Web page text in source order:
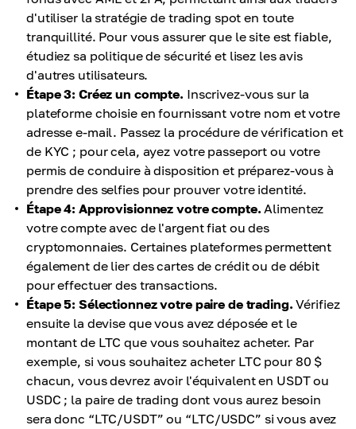
d'utiliser la stratégie de trading spot en toute
tranquillité. Pour vous assurer que le site est fiable,
étudiez sa politique de sécurité et lisez les avis
d'autres utilisateurs.
Étape 3: Créez un compte. Inscrivez-vous sur la
plateforme choisie en fournissant votre nom et votre
adresse e-mail. Passez la procédure de vérification et
de KYC ; pour cela, ayez votre passeport ou votre
permis de conduire à disposition et préparez-vous à
prendre des selfies pour prouver votre identité.
Étape 4: Approvisionnez votre compte. Alimentez
votre compte avec de l'argent fiat ou des
cryptomonnaies. Certaines plateformes permettent
également de lier des cartes de crédit ou de débit
pour effectuer des transactions.
Étape 5: Sélectionnez votre paire de trading. Vérifiez
ensuite la devise que vous avez déposée et le
montant de LTC que vous souhaitez acheter. Par
exemple, si vous souhaitez acheter LTC pour 80 $
chacun, vous devrez avoir l'équivalent en USDT ou
USDC ; la paire de trading dont vous aurez besoin
sera donc “LTC/USDT” ou “LTC/USDC” si vous avez